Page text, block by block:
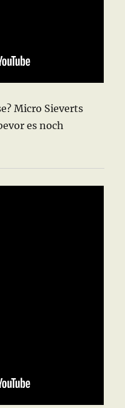
Micro Sieverts
es noch